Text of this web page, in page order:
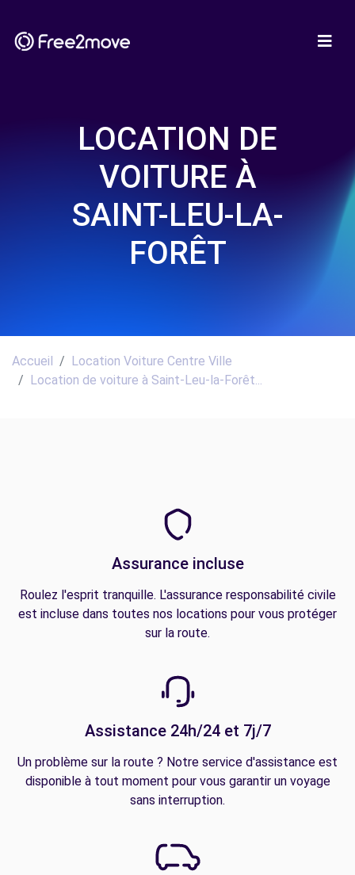
LOCATION DE
VOITURE À
SAINT-LEU-LA-
FORÊT
Accueil
Location Voiture Centre Ville
Location de voiture à Saint-Leu-la-Forêt...
Assurance incluse
Roulez l'esprit tranquille. L'assurance responsabilité civile
est incluse dans toutes nos locations pour vous protéger
sur la route.
Assistance 24h/24 et 7j/7
Un problème sur la route ? Notre service d'assistance est
disponible à tout moment pour vous garantir un voyage
sans interruption.